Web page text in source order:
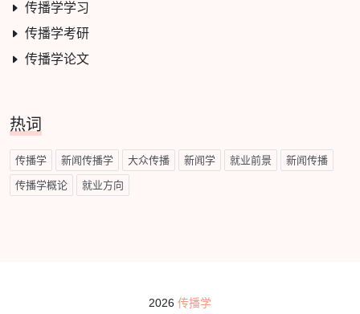
传播学学习
传播学考研
传播学论文
热词
传播学 新闻传播学 大众传播 新闻学 就业前景 新闻传播
传播学概论 就业方向
2026 传播学